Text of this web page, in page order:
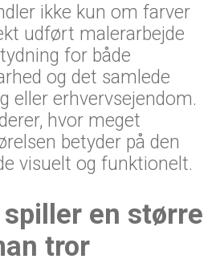
ikke kun om farver
udført malerarbejde
for både
og det samlede
eller erhvervsejendom.
hvor meget
betyder på den
visuelt og funktionelt.
en større
tror